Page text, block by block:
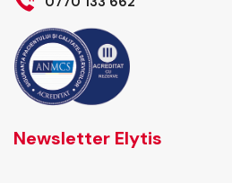
Newsletter Elytis